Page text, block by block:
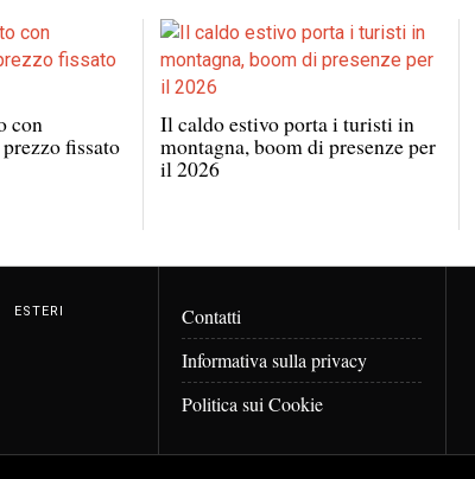
con
fissato
Il caldo estivo porta i turisti in
montagna, boom di presenze per
il 2026
ESTERI
Contatti
Informativa sulla privacy
Politica sui Cookie